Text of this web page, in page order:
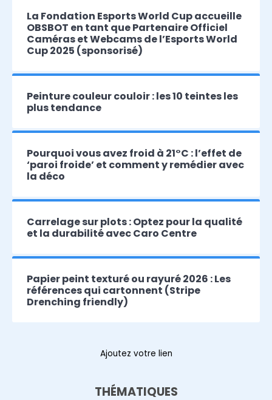
La Fondation Esports World Cup accueille
OBSBOT en tant que Partenaire Officiel
Caméras et Webcams de l’Esports World
Cup 2025 (sponsorisé)
Peinture couleur couloir : les 10 teintes les
plus tendance
Pourquoi vous avez froid à 21°C : l’effet de
‘paroi froide’ et comment y remédier avec
la déco
Carrelage sur plots : Optez pour la qualité
et la durabilité avec Caro Centre
Papier peint texturé ou rayuré 2026 : Les
références qui cartonnent (Stripe
Drenching friendly)
Ajoutez votre lien
THÉMATIQUES